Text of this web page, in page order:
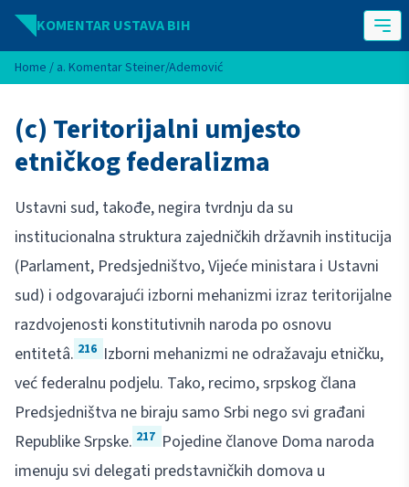
Idi na sadržaj
KOMENTAR USTAVA BIH
Home / a. Komentar Steiner/Ademović
(c) Teritorijalni umjesto
etničkog federalizma
Ustavni sud, takođe, negira tvrdnju da su
institucionalna struktura zajedničkih državnih institucija
(Parlament, Predsjedništvo, Vijeće ministara i Ustavni
sud) i odgovarajući izborni mehanizmi izraz teritorijalne
razdvojenosti konstitutivnih naroda po osnovu
entitetâ. 216 Izborni mehanizmi ne odražavaju etničku,
već federalnu podjelu. Tako, recimo, srpskog člana
Predsjedništva ne biraju samo Srbi nego svi građani
Republike Srpske. 217 Pojedine članove Doma naroda
imenuju svi delegati predstavničkih domova u